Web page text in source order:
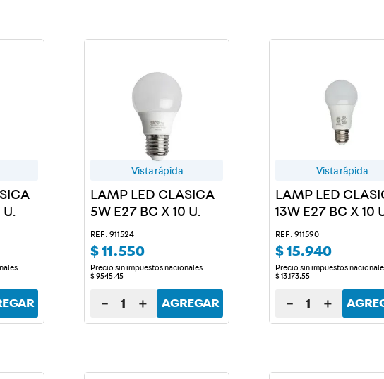
U.
Vista rápida
LAMP LED CLASICA
5W E27 BC X 10 U.
REF: 911524
$11.550
Precio sin impuestos nacionales
$9545,45
＋
－ AGREGAR
Vista rápida
LAMP LED
13W E27 BC X 10
REF: 911590
$15.940
Precio sin impuestos
$ 13.173,55
＋
－